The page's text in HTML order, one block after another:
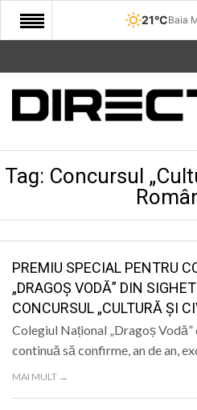
21°CBaia
START
COMUNITATE
CULTURA
SANATATE
SPORT
SPECIAL
POLITIC
LIFE
Tag: Concursul
PREMIU SPECIAL PENTRU
„DRAGOȘ VODĂ” DIN
CONCURSUL „CULTURĂ ȘI
Colegiul Național „Dragoș
continuă să confirme, an de an,
MAI MULT →